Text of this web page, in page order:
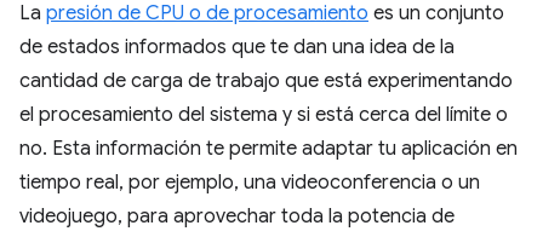
La presión de CPU o de procesamiento es un conjunto
de estados informados que te dan una idea de la
cantidad de carga de trabajo que está experimentando
el procesamiento del sistema y si está cerca del límite o
no. Esta información te permite adaptar tu aplicación en
tiempo real, por ejemplo, una videoconferencia o un
videojuego, para aprovechar toda la potencia de